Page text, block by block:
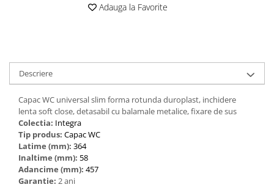
Adauga la Favorite
Descriere
Capac WC universal slim forma rotunda duroplast, inchidere
lenta soft close, detasabil cu balamale metalice, fixare de sus
Colectia: Integra
Tip produs: Capac WC
Latime (mm): 364
Inaltime (mm): 58
Adancime (mm): 457
Garantie: 2 ani